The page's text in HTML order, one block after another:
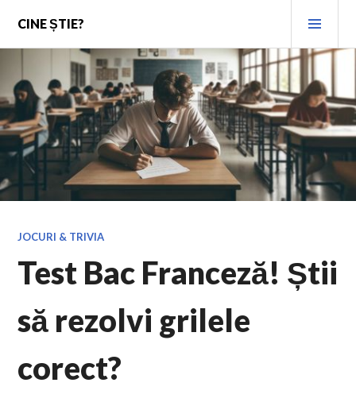
content
CINE ȘTIE?
JOCURI & TRIVIA
Test Bac Franceză! Știi
să rezolvi grilele
corect?